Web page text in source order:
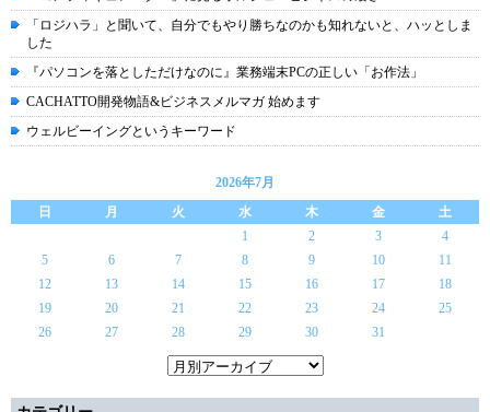
「ロジハラ」と聞いて、自分でもやり勝ちなのかも知れないと、ハッとしま
した
『パソコンを落としただけなのに』業務端末PCの正しい「お作法」
CACHATTO開発物語&ビジネスメルマガ 始めます
ウェルビーイングというキーワード
2026年7月
日
月 火 水 木 金
土
1
2 3
4
5
6 7 8 9 10
11
12
13 14 15 16 17
18
19
20 21 22 23 24
25
26
27 28 29 30 31